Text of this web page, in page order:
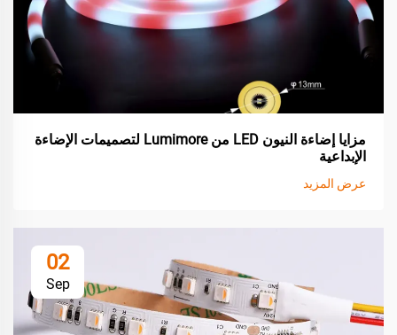
مزايا إضاءة النيون LED من Lumimore لتصميمات الإضاءة
الإبداعية
عرض المزيد
02
Sep